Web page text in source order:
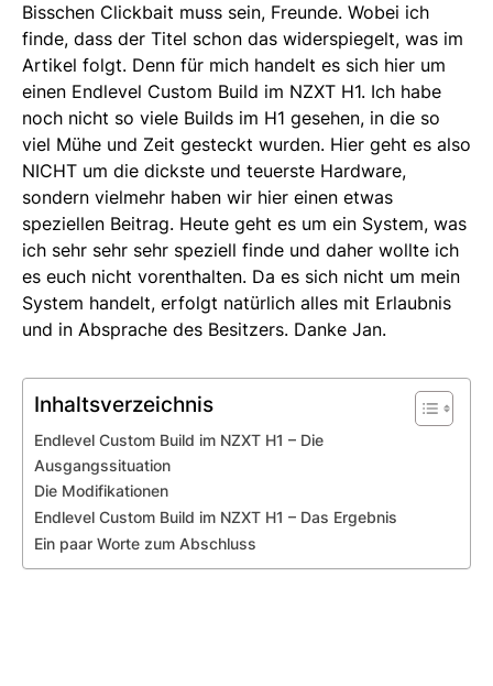
Bisschen Clickbait muss sein, Freunde. Wobei ich
finde, dass der Titel schon das widerspiegelt, was im
Artikel folgt. Denn für mich handelt es sich hier um
einen Endlevel Custom Build im NZXT H1. Ich habe
noch nicht so viele Builds im H1 gesehen, in die so
viel Mühe und Zeit gesteckt wurden. Hier geht es also
NICHT um die dickste und teuerste Hardware,
sondern vielmehr haben wir hier einen etwas
speziellen Beitrag. Heute geht es um ein System, was
ich sehr sehr sehr speziell finde und daher wollte ich
es euch nicht vorenthalten. Da es sich nicht um mein
System handelt, erfolgt natürlich alles mit Erlaubnis
und in Absprache des Besitzers. Danke Jan.
Inhaltsverzeichnis
Endlevel Custom Build im NZXT H1 – Die
Ausgangssituation
Die Modifikationen
Endlevel Custom Build im NZXT H1 – Das Ergebnis
Ein paar Worte zum Abschluss